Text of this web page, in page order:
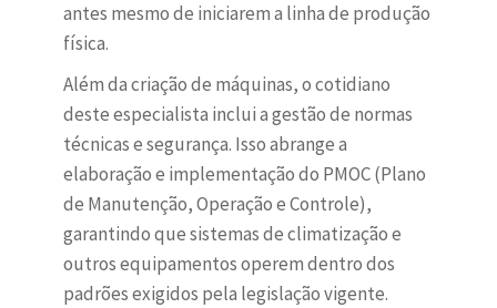
antes mesmo de iniciarem a linha de produção
física.
Além da criação de máquinas, o cotidiano
deste especialista inclui a gestão de normas
técnicas e segurança. Isso abrange a
elaboração e implementação do PMOC (Plano
de Manutenção, Operação e Controle),
garantindo que sistemas de climatização e
outros equipamentos operem dentro dos
padrões exigidos pela legislação vigente.